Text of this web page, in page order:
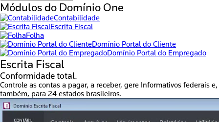
Módulos do Domínio One
Contabilidade
Escrita Fiscal
Folha
Domínio Portal do Cliente
Domínio Portal do Empregado
Escrita Fiscal
Conformidade total.
Controle as contas a pagar, a receber, gere Informativos federais e,
também, para 24 estados brasileiros.